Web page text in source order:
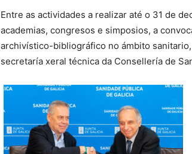
Entre as actividades a realizar até o 31 de
academias, congresos e simposios, a
archivístico-bibliográfico no ámbito
secretaría xeral técnica da Consellería de